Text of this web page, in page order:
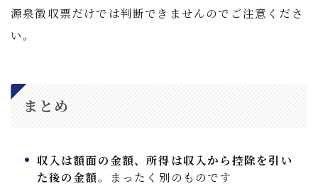
源泉徴収票だけでは判断できませんのでご注意くださ
い。
まとめ
収入は額面の金額、所得は収入から控除を引い
た後の金額。まったく別のものです